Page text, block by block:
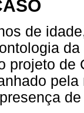
de
projeto